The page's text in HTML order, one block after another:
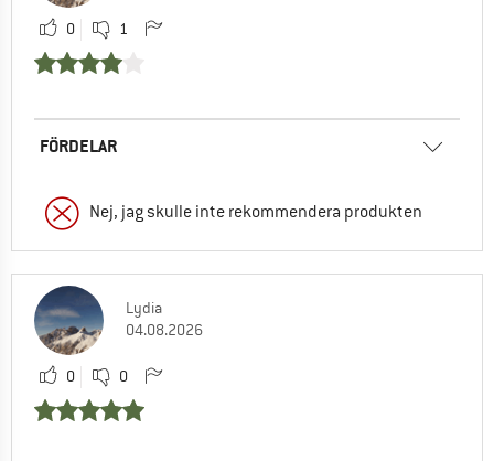
0 1
FÖRDELAR
Nej, jag skulle inte rekommendera produkten
Lydia
04.08.2026
0 0